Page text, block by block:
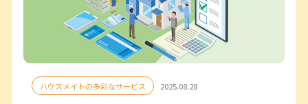
ハウスメイトの多彩なサービス 2025.08.28